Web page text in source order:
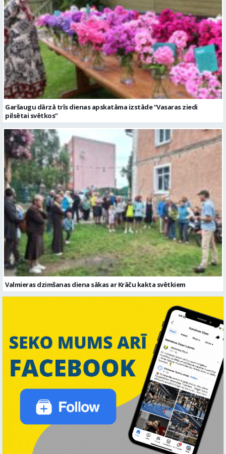
Garšaugu dārzā trīs dienas apskatāma izstāde “Vasaras ziedi
pilsētai svētkos”
Valmieras dzimšanas diena sākas ar Krāču kakta svētkiem